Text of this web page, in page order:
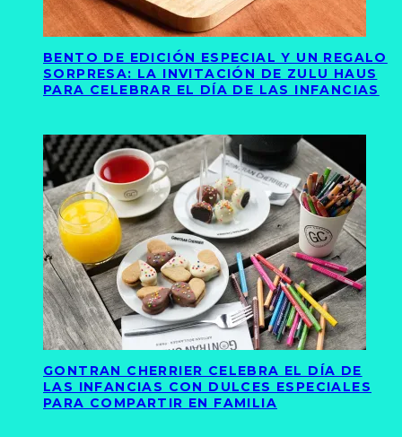
BENTO DE EDICIÓN ESPECIAL Y UN REGALO
SORPRESA: LA INVITACIÓN DE ZULU HAUS
PARA CELEBRAR EL DÍA DE LAS INFANCIAS
GONTRAN CHERRIER CELEBRA EL DÍA DE
LAS INFANCIAS CON DULCES ESPECIALES
PARA COMPARTIR EN FAMILIA